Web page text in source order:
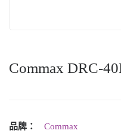
Commax DRC-
品牌：
Commax